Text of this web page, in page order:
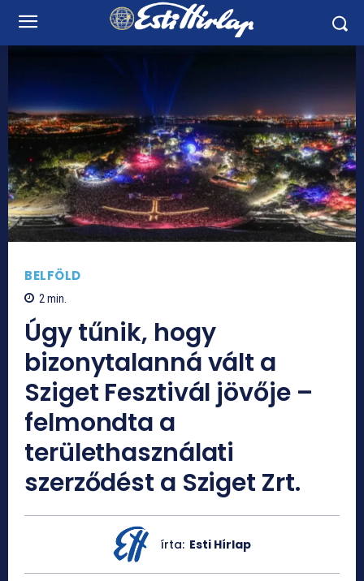
BELFÖLD
2min.
Úgy tűnik, hogy
bizonytalanná vált a
Sziget Fesztivál jövője –
felmondta a
területhasználati
szerződést a Sziget Zrt.
írta: Esti Hírlap